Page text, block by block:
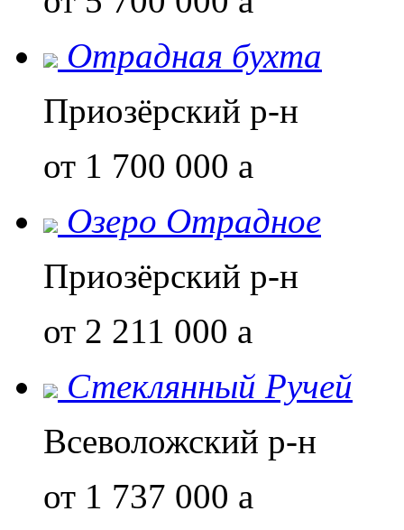
Отрадная бухта
Приозёрский р-н
от 1 700 000 a
Озеро Отрадное
Приозёрский р-н
от 2 211 000 a
Стеклянный Ручей
Всеволожский р-н
от 1 737 000 a